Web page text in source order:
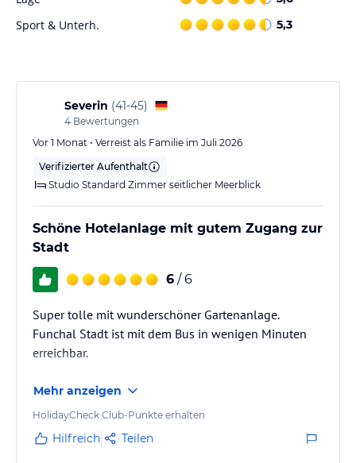
• Tennisplatz
• Tischtennis
• Spielzimmer und Spielplatz
• zwei Außenpools
• Kinderbecken im Freien
• beheizter Innen-/Außenpool
Sonstige Einrichtungen und Services
Das Eden Mar Mare bietet folgende Dienstleistungen an:
• 24-Stunden-Zimmerservice
• Unterhaltungsprogramm
• WLAN-Zugang im gesamten Hotel
• Strandtücher
• vier Restaurants
• drei Takte
• zwei Whirlpools
• SPA
• Dampfbad
• Standpunkt
• Mehrzweckraum
• Besprechungszimmer
Sport & Unterh. 5,3
Severin (41-45)
4 Bewertungen
Vor 1 Monat • Verreist als Familie im Juli 2026
Verifizierter Aufenthalt
Studio Standard Zimmer seitlicher Meerblick
Schöne Hotelanlage mit gutem Zugang zur
Stadt
6 / 6
Super tolle mit wunderschöner Gartenanlage.
Funchal Stadt ist mit dem Bus in wenigen Minuten
erreichbar.
Mehr anzeigen
HolidayCheck Club-Punkte erhalten
Hilfreich Teilen